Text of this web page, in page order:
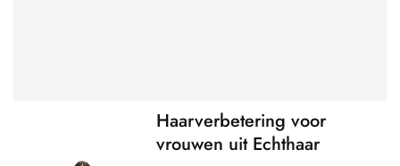
Haarverbetering voor
vrouwen uit Echthaar